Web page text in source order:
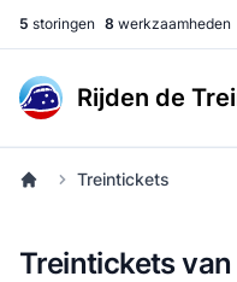
5 storingen 8 werkzaamheden
Rijden de
Treintickets
Treintickets